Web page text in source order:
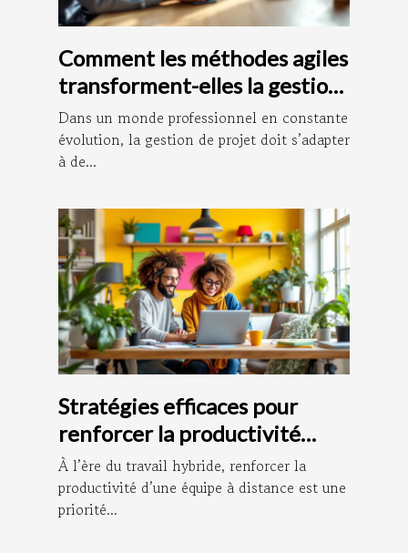
Comment les méthodes agiles
transforment-elles la gestion
de projet ?
Dans un monde professionnel en constante
évolution, la gestion de projet doit s’adapter
à de...
Stratégies efficaces pour
renforcer la productivité
d’équipe à distance
À l’ère du travail hybride, renforcer la
productivité d’une équipe à distance est une
priorité...